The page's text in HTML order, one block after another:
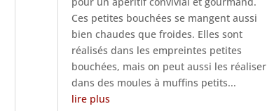
Ces petites bouchées se mangent aussi
bien chaudes que froides. Elles sont
réalisés dans les empreintes petites
bouchées, mais on peut aussi les réaliser
dans des moules à muffins petits...
lire plus